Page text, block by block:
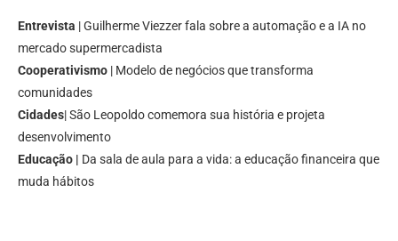
Entrevista | Guilherme Viezzer fala sobre a automação e a IA no
mercado supermercadista
Cooperativismo | Modelo de negócios que transforma
comunidades
Cidades| São Leopoldo comemora sua história e projeta
desenvolvimento
Educação | Da sala de aula para a vida: a educação financeira que
muda hábitos